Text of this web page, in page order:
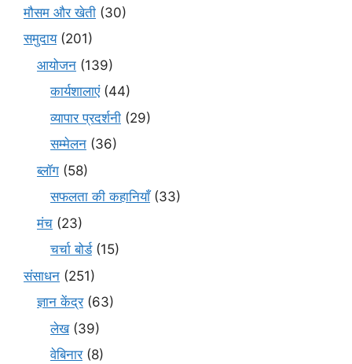
मौसम और खेती (30)
समुदाय(201)
आयोजन (139)
कार्यशालाएं(44)
व्यापार प्रदर्शनी (29)
सम्मेलन (36)
ब्लॉग (58)
सफलता की कहानियाँ(33)
मंच (23)
चर्चा बोर्ड(15)
संसाधन (251)
ज्ञान केंद्र(63)
लेख(39)
वेबिनार(8)